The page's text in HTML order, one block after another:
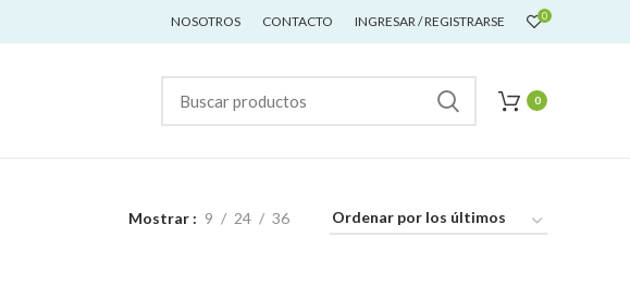
NOSOTROS CONTACTO INGRESAR / REGISTRARSE 0
0
Mostrar 9 24 36